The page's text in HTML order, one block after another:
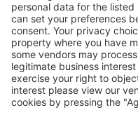
Planifică ȋn
Rezervare fără
Economiseşte
Prețuri atractive și
conectați.